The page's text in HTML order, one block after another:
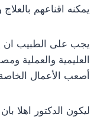
يمكنه اقناعهم
يجب على الطبيب ان
العليمية والعملية
أصعب الأعمال
ليكون الدكتور اهلا